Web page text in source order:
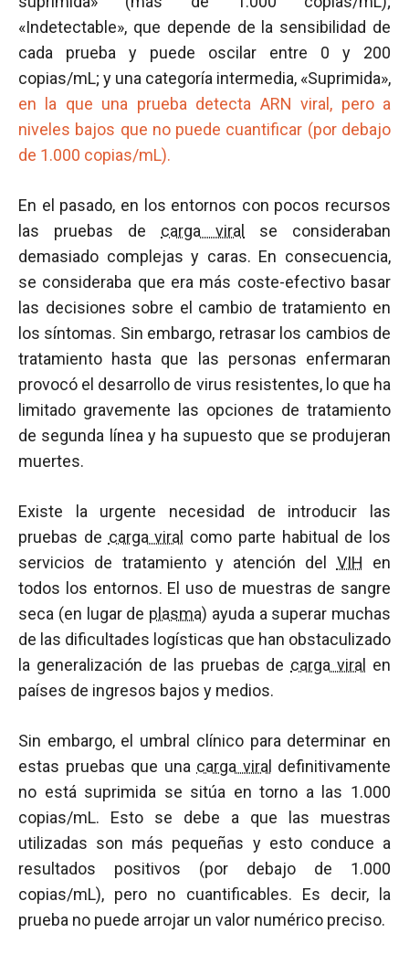
«Indetectable», que depende de la sensibilidad de
cada prueba y puede oscilar entre 0 y 200
copias/mL; y una categoría intermedia, «Suprimida»,
en la que una prueba detecta ARN viral, pero a
niveles bajos que no puede cuantificar (por debajo
de 1.000 copias/mL).
En el pasado, en los entornos con pocos recursos
las pruebas de carga viral
se consideraban
demasiado complejas y caras. En consecuencia,
se consideraba que era más coste-efectivo basar
las decisiones sobre el cambio de tratamiento en
los síntomas. Sin embargo, retrasar los cambios de
tratamiento hasta que las personas enfermaran
provocó el desarrollo de virus resistentes, lo que ha
limitado gravemente las opciones de tratamiento
de segunda línea y ha supuesto que se produjeran
muertes.
Existe la urgente necesidad de introducir las
pruebas de carga viral como parte habitual de los
servicios de tratamiento y atención del VIH en
todos los entornos. El uso de muestras de sangre
seca (en lugar de plasma) ayuda a superar muchas
de las dificultades logísticas que han obstaculizado
la generalización de las pruebas de carga viral en
países de ingresos bajos y medios.
Sin embargo, el umbral clínico para determinar en
estas pruebas que una carga viral definitivamente
no está suprimida se sitúa en torno a las 1.000
copias/mL. Esto se debe a que las muestras
utilizadas son más pequeñas y esto conduce a
resultados positivos (por debajo de 1.000
copias/mL), pero no cuantificables. Es decir, la
prueba no puede arrojar un valor numérico preciso.